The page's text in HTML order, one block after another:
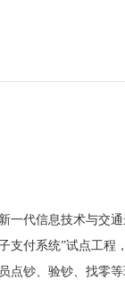
代信息技术与交通
支付系统”试点工程
点钞、验钞、找零